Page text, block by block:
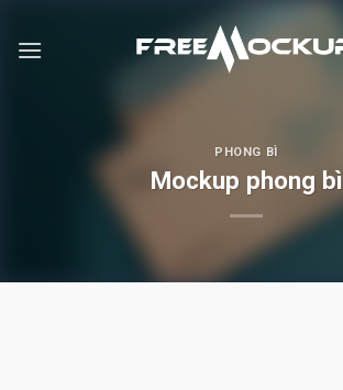
PHONG BÌ
Mockup phong bì